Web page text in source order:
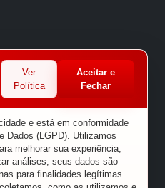
Ver
Política
Aceitar e
Fechar
e está em conformidade
Dados (LGPD). Utilizamos
melhorar sua experiência,
análises; seus dados são
para finalidades legítimas.